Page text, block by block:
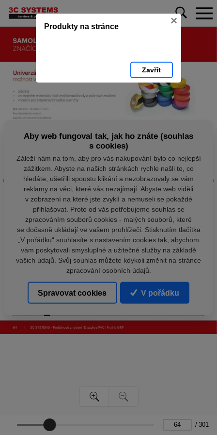
Produkty na stránce ×
Zavřít
/ 301
Aby web fungoval tak, jak ho znáte (souhlas
s cookies)
Záleží nám na tom, aby pro vás nakupování bylo co nejlepší
zážitkem. Abyste na našich stránkách rychle našli to, co
hledáte, ušetřili spoustu klikání a nezobrazovaly se vám
reklamy na věci, které vás nezajímají. Abyste web viděli
v zobrazení na které jste zvyklí a nemuseli se pokaždé
přihlašovat. Proto od vás potřebujeme souhlas se
zpracováním souborů cookies - malých souborů, které
se dočasně ukládají ve vašem prohlížeči. Stisknutím tlačítka
„V pořádku“ souhlasíte s nastavením cookies tak, abychom
vám poskytovali smysluplné a užitečné služby na základě
vašich údajů. Svůj souhlas můžete kdykoli změnit na stránce
zpracování osobních údajů.
Spravovat cookies V pořádku